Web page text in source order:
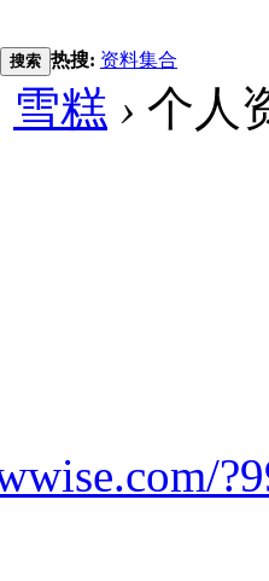
搜索 热搜: 资料集合
雪糕 › 个人